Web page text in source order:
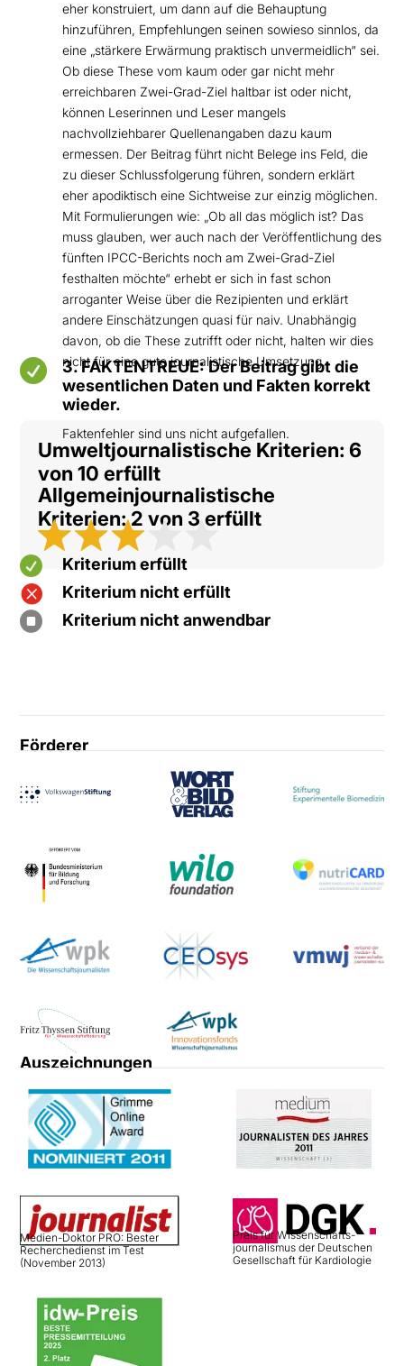
eher konstruiert, um dann auf die Behauptung
hinzuführen, Empfehlungen seinen sowieso sinnlos, da
eine „stärkere Erwärmung praktisch unvermeidlich“ sei.
Ob diese These vom kaum oder gar nicht mehr
erreichbaren Zwei-Grad-Ziel haltbar ist oder nicht,
können Leserinnen und Leser mangels
nachvollziehbarer Quellenangaben dazu kaum
ermessen. Der Beitrag führt nicht Belege ins Feld, die
zu dieser Schlussfolgerung führen, sondern erklärt
eher apodiktisch eine Sichtweise zur einzig möglichen.
Mit Formulierungen wie: „Ob all das möglich ist? Das
muss glauben, wer auch nach der Veröffentlichung des
fünften IPCC-Berichts noch am Zwei-Grad-Ziel
festhalten möchte“ erhebt er sich in fast schon
arroganter Weise über die Rezipienten und erklärt
andere Einschätzungen quasi für naiv. Unabhängig
davon, ob die These zutrifft oder nicht, halten wir dies
nicht für eine gute journalistische Umsetzung.

3. FAKTENTREUE: Der Beitrag gibt die
wesentlichen Daten und Fakten korrekt
wieder.
Faktenfehler sind uns nicht aufgefallen.
Umweltjournalistische Kriterien: 6
von 10 erfüllt
Allgemeinjournalistische
Kriterien: 2 von 3 erfüllt
 Kriterium erfüllt
 Kriterium nicht erfüllt
 Kriterium nicht anwendbar
Förderer
Auszeichnungen
Medien-Doktor PRO: Bester
Recherchedienst im Test
(November 2013)
Preis für Wissenschafts­
journalismus der Deutschen
Gesellschaft für Kardiologie